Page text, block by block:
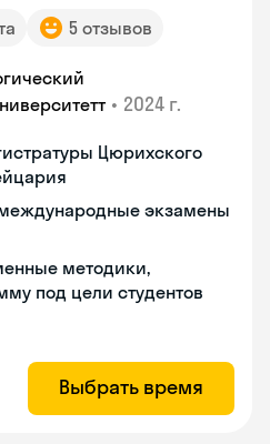
5 отзывов
• 2024 г.
Цюрихского
экзамены
методики,
под цели студентов
Выбрать время